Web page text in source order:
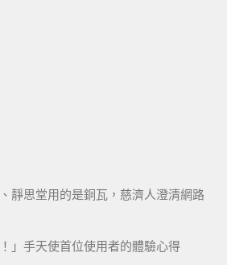
靜思堂用的是銅瓦，慈濟人澄清網路
」手天使首位使用者的體驗心得